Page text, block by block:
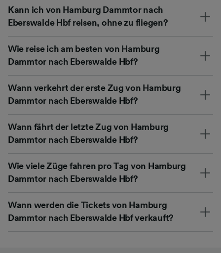
Kann ich von Hamburg Dammtor nach
Eberswalde Hbf reisen, ohne zu fliegen?
Wie reise ich am besten von Hamburg
Dammtor nach Eberswalde Hbf?
Wann verkehrt der erste Zug von Hamburg
Dammtor nach Eberswalde Hbf?
Wann fährt der letzte Zug von Hamburg
Dammtor nach Eberswalde Hbf?
Wie viele Züge fahren pro Tag von Hamburg
Dammtor nach Eberswalde Hbf?
Wann werden die Tickets von Hamburg
Dammtor nach Eberswalde Hbf verkauft?